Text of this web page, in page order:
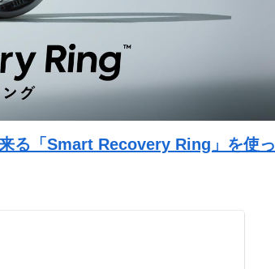
る「Smart Recovery Ring」を使っ